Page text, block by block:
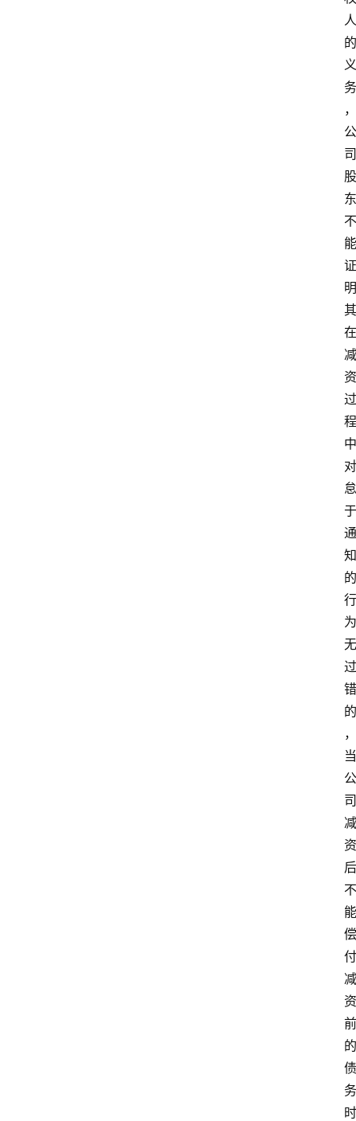
人
的
义
务
，
公
司
股
东
不
能
证
明
其
在
减
资
过
程
中
对
怠
于
通
知
的
行
为
无
过
错
的
，
当
公
司
减
资
后
不
能
偿
付
减
资
前
的
债
务
时